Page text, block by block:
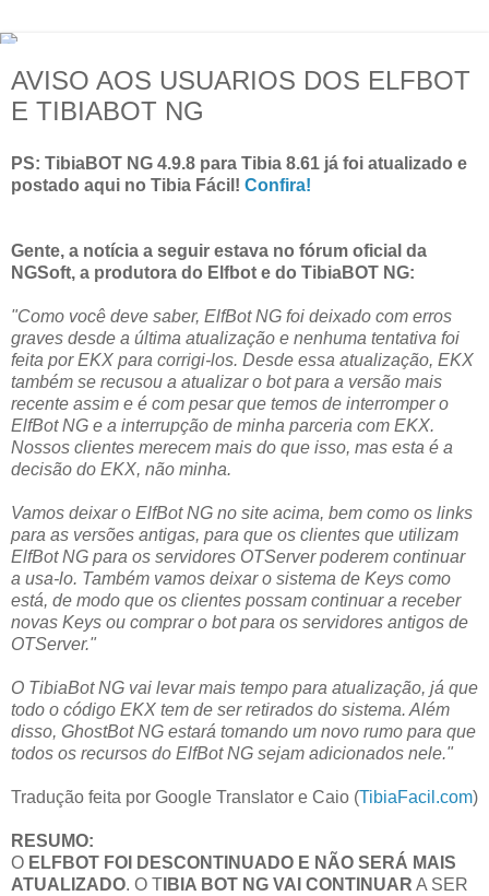
AVISO AOS USUARIOS DOS ELFBOT
E TIBIABOT NG
PS: TibiaBOT NG 4.9.8 para Tibia 8.61 já foi atualizado e
postado aqui no Tibia Fácil! Confira!
Gente, a notícia a seguir estava no fórum oficial da
NGSoft, a produtora do Elfbot e do TibiaBOT NG:
"Como você deve saber, ElfBot NG foi deixado com erros
graves desde a última atualização e nenhuma tentativa foi
feita por EKX para corrigi-los. Desde essa atualização, EKX
também se recusou a atualizar o bot para a versão mais
recente assim e é com pesar que temos de interromper o
ElfBot NG e a interrupção de minha parceria com EKX.
Nossos clientes merecem mais do que isso, mas esta é a
decisão do EKX, não minha.
Vamos deixar o ElfBot NG no site acima, bem como os links
para as versões antigas, para que os clientes que utilizam
ElfBot NG para os servidores OTServer poderem continuar
a usa-lo. Também vamos deixar o sistema de Keys como
está, de modo que os clientes possam continuar a receber
novas Keys ou comprar o bot para os servidores antigos de
OTServer."
O TibiaBot NG vai levar mais tempo para atualização, já que
todo o código EKX tem de ser retirados do sistema. Além
disso, GhostBot NG estará tomando um novo rumo para que
todos os recursos do ElfBot NG sejam adicionados nele."
Tradução feita por Google Translator e Caio (TibiaFacil.com)
RESUMO:
O ELFBOT FOI DESCONTINUADO E NÃO SERÁ MAIS
ATUALIZADO. O T IBIA BOT NG VAI CONTINUAR A SER